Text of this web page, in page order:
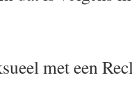
met een